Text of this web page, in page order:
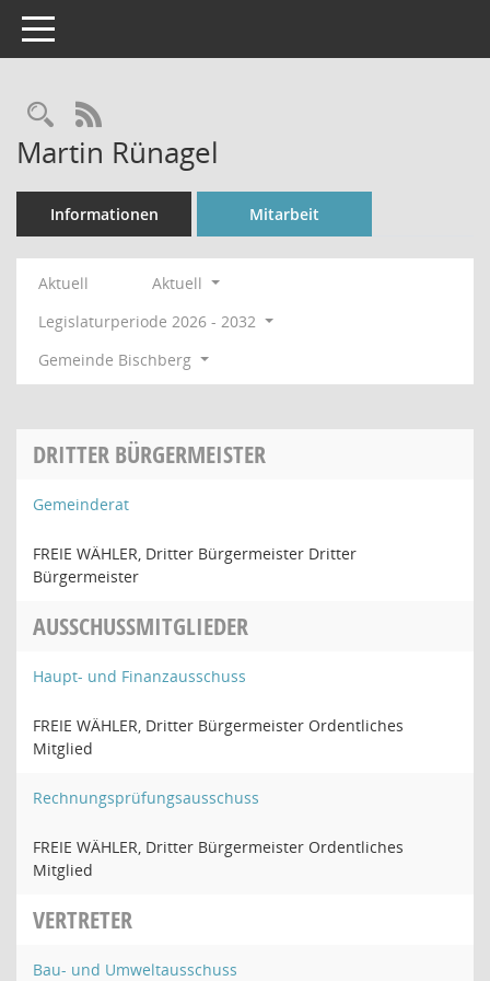
Toggle navigation
Rechercheauswahl
RSS-Feed
Martin Rünagel
Informationen Mitarbeit
Aktuell
Aktuell
Legislaturperiode 2026 - 2032
Gemeinde Bischberg
DRITTER BÜRGERMEISTER
Gemeinderat
FREIE WÄHLER, Dritter Bürgermeister Dritter
Bürgermeister
AUSSCHUSSMITGLIEDER
Haupt- und Finanzausschuss
FREIE WÄHLER, Dritter Bürgermeister Ordentliches
Mitglied
Rechnungsprüfungsausschuss
FREIE WÄHLER, Dritter Bürgermeister Ordentliches
Mitglied
VERTRETER
Bau- und Umweltausschuss